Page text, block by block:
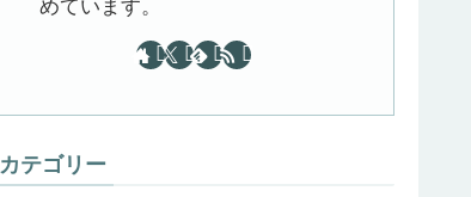
めています。
カテゴリー